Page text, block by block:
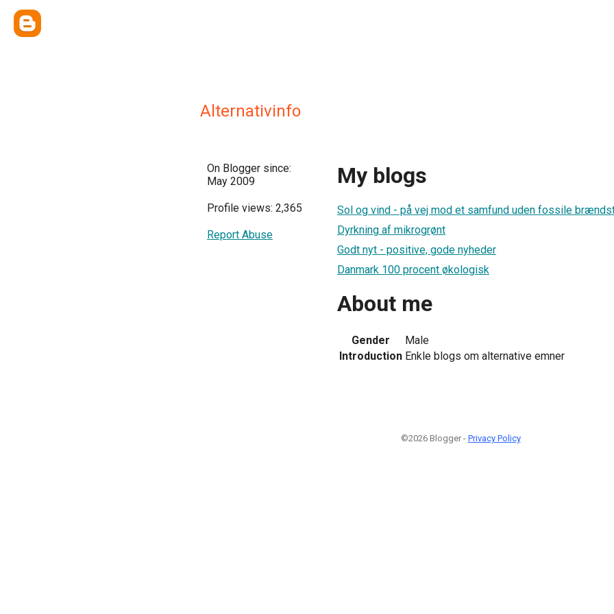
Alternativinfo
On Blogger since:
May 2009
Profile views: 2,365
Report Abuse
My blogs
Sol og vind - på vej mod et samfund uden fossile
Dyrkning af mikrogrønt
Godt nyt - positive, gode nyheder
Danmark 100 procent økologisk
About me
Gender
Male
Introduction Enkle blogs om alternative emner
©2026 Blogger - Privacy Policy